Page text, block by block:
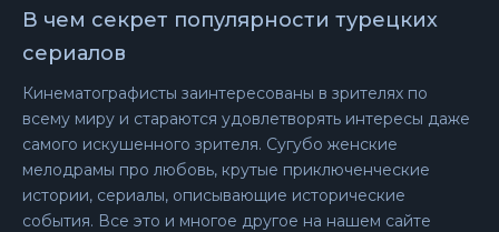
В чем секрет популярности турецких
сериалов
Кинематографисты заинтересованы в зрителях по
всему миру и стараются удовлетворять интересы даже
самого искушенного зрителя. Сугубо женские
мелодрамы про любовь, крутые приключенческие
истории, сериалы, описывающие исторические
события. Все это и многое другое на нашем сайте